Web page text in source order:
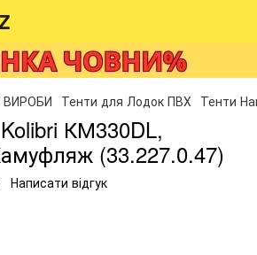
ВИРОБИ Тенти для Лодок ПВХ Тенти
КМ330DL,
(33.227.0.47)
Написати відгук